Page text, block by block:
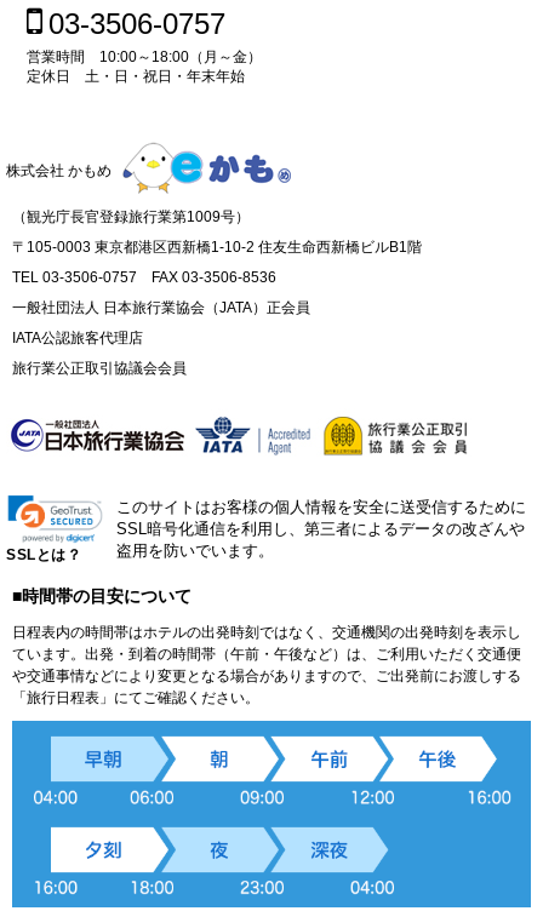
03-3506-0757
営業時間 10:00～18:00（月～金）
定休日 土・日・祝日・年末年始
株式会社 かもめ
（観光庁長官登録旅行業第1009号）
〒105-0003 東京都港区西新橋1-10-2 住友生命西新橋ビルB1階
TEL 03-3506-0757 FAX 03-3506-8536
一般社団法人 日本旅行業協会（JATA）正会員
IATA公認旅客代理店
旅行業公正取引協議会会員
SSLとは？
このサイトはお客様の個人情報を安全に送受信するために
SSL暗号化通信を利用し、第三者によるデータの改ざんや
盗用を防いでいます。
■時間帯の目安について
日程表内の時間帯はホテルの出発時刻ではなく、交通機関の出発時刻を表示し
ています。出発・到着の時間帯（午前・午後など）は、ご利用いただく交通便
や交通事情などにより変更となる場合がありますので、ご出発前にお渡しする
「旅行日程表」にてご確認ください。